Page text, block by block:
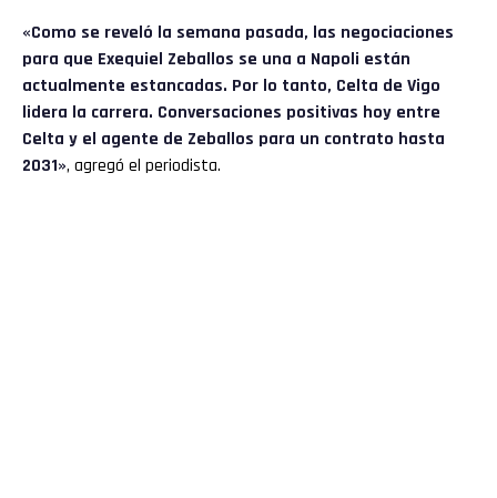
«Como se reveló la semana pasada, las negociaciones
para que Exequiel Zeballos se una a Napoli están
actualmente estancadas. Por lo tanto, Celta de Vigo
lidera la carrera. Conversaciones positivas hoy entre
Celta y el agente de Zeballos para un contrato hasta
2031», agregó el periodista.